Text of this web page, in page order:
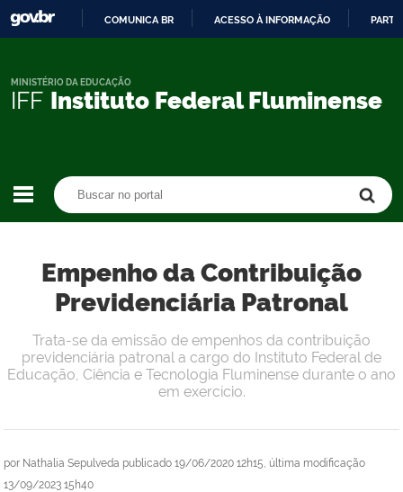
CONTEÚDO
COMUNICA BR ACESSO À INFORMAÇÃO
IFF Instituto Federal Fluminense
MINISTÉRIO DA EDUCAÇÃO
Empenho da Contribuição
Previdenciária Patronal
por Nathalia Sepulveda publicado 19/06/2020 12h15, última modificação
13/09/2023 15h40
Trata-se da emissão de empenhos da contribuição
previdenciária patronal a cargo do Instituto Federal de
Educação, Ciência e Tecnologia Fluminense durante o ano
em exercício.